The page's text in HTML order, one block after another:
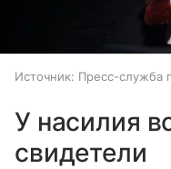
Источник: Пресс-служба
У насилия
свидетели